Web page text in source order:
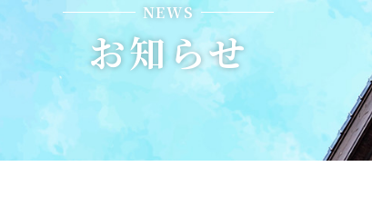
NEWS
お知らせ